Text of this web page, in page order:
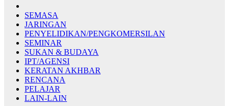
SEMASA
JARINGAN
PENYELIDIKAN/PENGKOMERSILAN
SEMINAR
SUKAN & BUDAYA
IPT/AGENSI
KERATAN AKHBAR
RENCANA
PELAJAR
LAIN-LAIN